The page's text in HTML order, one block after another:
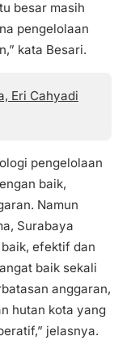
besar masih
pengelolaan
kata Besari.
Eri Cahyadi
pengelolaan
baik,
Namun
Surabaya
efektif dan
baik sekali
anggaran,
hutan kota yang
jelasnya.